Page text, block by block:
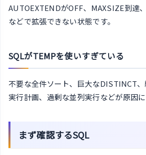
AUTOEXTENDがOFF、MAXSIZE到達
などで拡張できない状態です。
SQLがTEMPを使いすぎている
不要な全件ソート、巨大なDISTINCT
実行計画、過剰な並列実行などが原因に
まず確認するSQL